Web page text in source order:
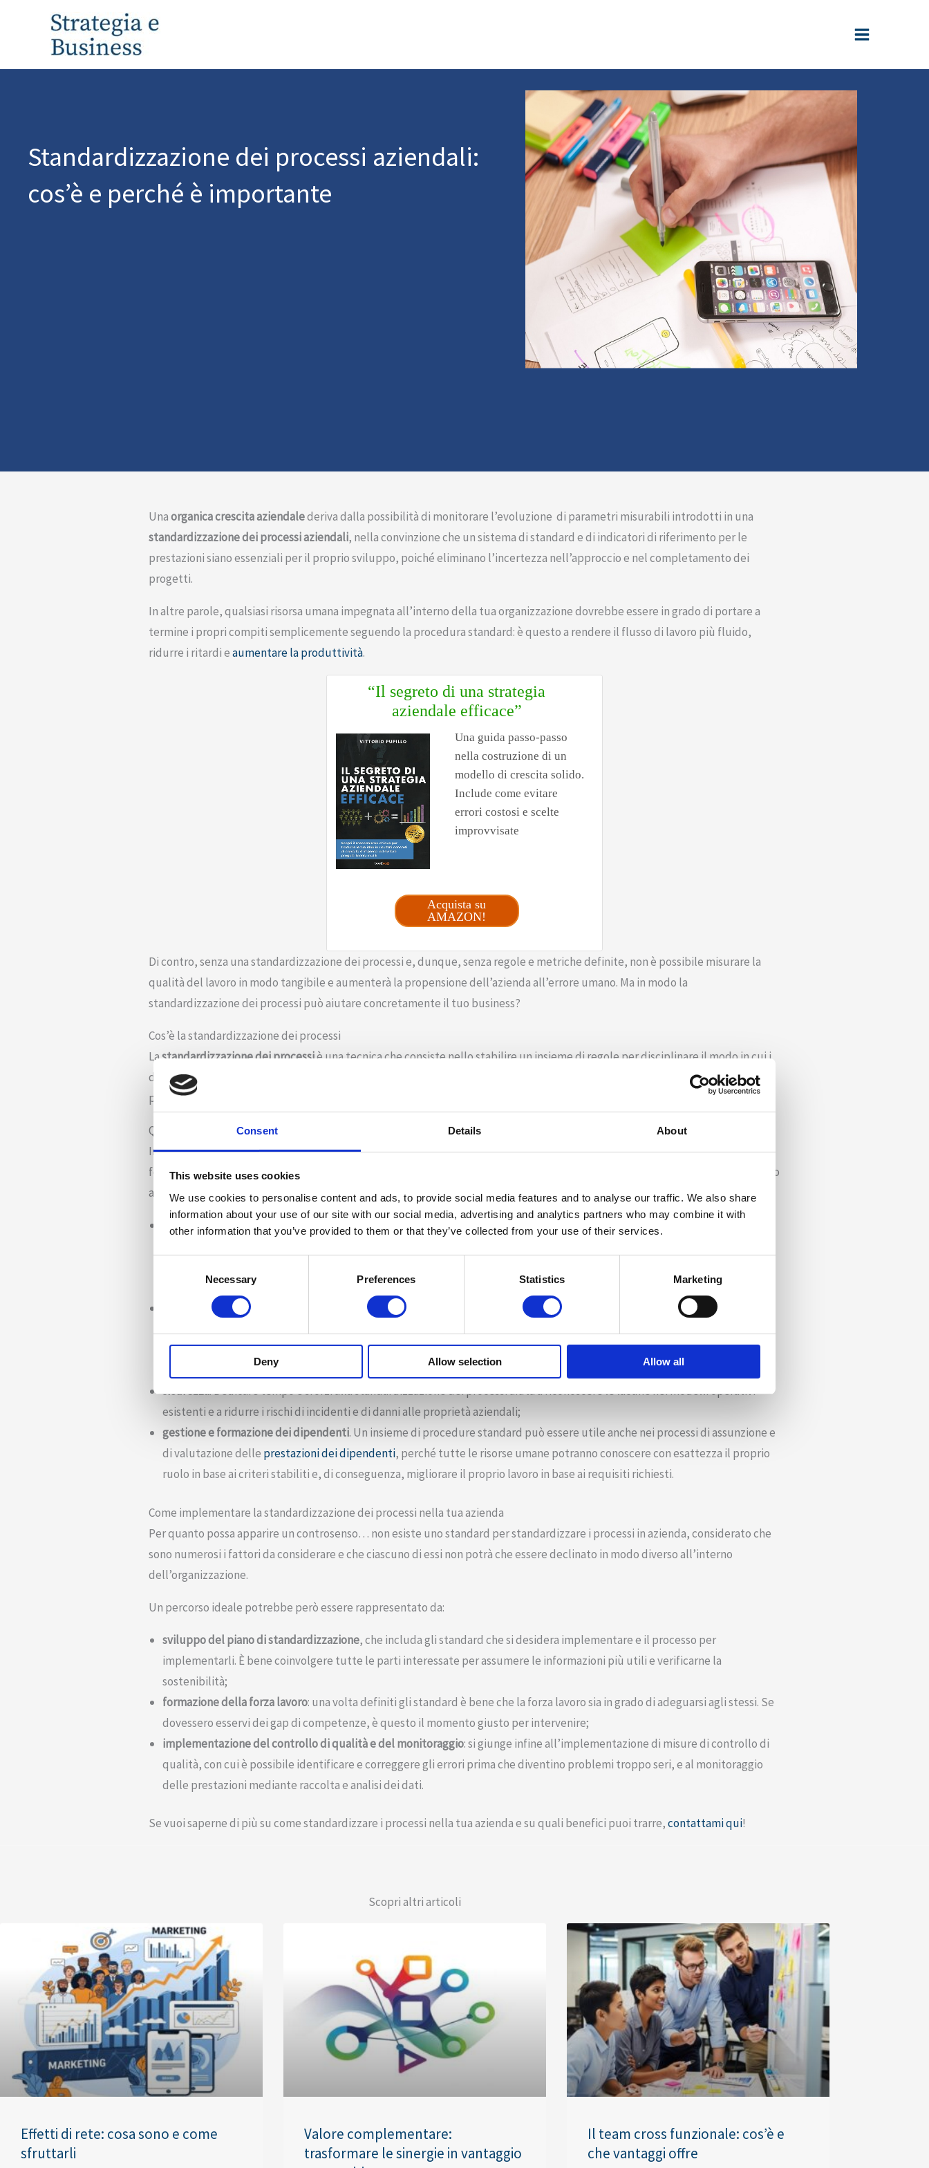
Consent Details About
This website uses cookies
We use cookies to personalise content and ads, to provide social media features and to analyse our traffic. We also share
information about your use of our site with our social media, advertising and analytics partners who may combine it with
other information that you’ve provided to them or that they’ve collected from your use of their services.
Necessary Preferences Statistics Marketing
Deny Allow selection Allow all
contenuto
Standardizzazione dei processi aziendali:
cos’è e perché è importante
Unaorganica crescita aziendalederiva dalla possibilità di monitorare l’evoluzione di parametri misurabili introdotti in una
standardizzazione dei processi aziendali, nella convinzione che un sistema di standard e di indicatori di riferimento per le
prestazioni siano essenziali per il proprio sviluppo, poiché eliminano l’incertezza nell’approccio e nel completamento dei
progetti.
In altre parole, qualsiasi risorsa umana impegnata all’interno della tua organizzazione dovrebbe essere in grado di portare a
termine i propri compiti semplicemente seguendo la procedura standard: è questo a rendere il flusso di lavoro più fluido,
ridurre i ritardi eaumentare la produttività.
“Il segreto di una strategia
aziendale efficace”
Una guida passo-passo
nella costruzione di un
modello di crescita solido.
Include come evitare
errori costosi e scelte
improvvisate
Acquista su
AMAZON!
Di contro, senza una standardizzazione dei processi e, dunque, senza regole e metriche definite, non è possibile misurare la
qualità del lavoro in modo tangibile e aumenterà la propensione dell’azienda all’errore umano. Ma in modo la
standardizzazione dei processi può aiutare concretamente il tuo business?
Cos’è la standardizzazione dei processi
Lastandardizzazione dei processiè una tecnica che consiste nello stabilire un insieme di regole per disciplinare il modo in cui i
dipendenti eseguono una sequenza di incarichi o un progetto. La standardizzazione può essere applicata a qualsiasi attività,
processo o procedura aziendale, aiutando tutte le parti interessate a coordinarsi meglio.
Quali sono i vantaggi della standardizzazione dei processi?
Indipendentemente dal settore in cui opera la propria azienda, le procedure operative standard svolgono un ruolo
fondamentale per il suo progresso. Nonostante ciò, molti manager esitano a investire nello sviluppo di tali procedure. Proviamo
a comprendere insieme quali sono i principali vantaggi:
quadro strategico migliorato
. Un insieme ben pianificato e strutturato di standard e procedure può fornire
prevedibilità di quel che accadrà;
. Non è certo un segreto che i miglioramenti costanti siano la chiave per far funzionare la propria azienda. Un
Senza un piano, invece, i dipendenti avranno più spazio per commettere errori e tralasciare passaggi cruciali, impattando
negativamente sui risultati complessivi;
sicurezza. Dedicare tempo e sforzi alla standardizzazione dei processi aiuta a riconoscere le lacune nei modelli operativi
esistenti e a ridurre i rischi di incidenti e di danni alle proprietà aziendali;
gestione e formazione dei dipendenti. Un insieme di procedure standard può essere utile anche nei processi di assunzione e
di valutazione delle prestazioni dei dipendenti, perché tutte le risorse umane potranno conoscere con esattezza il proprio
ruolo in base ai criteri stabiliti e, di conseguenza, migliorare il proprio lavoro in base ai requisiti richiesti.
Come implementare la standardizzazione dei processi nella tua azienda
Per quanto possa apparire un controsenso… non esiste uno standard per standardizzare i processi in azienda, considerato che
sono numerosi i fattori da considerare e che ciascuno di essi non potrà che essere declinato in modo diverso all’interno
dell’organizzazione.
Un percorso ideale potrebbe però essere rappresentato da:
sviluppo del piano di standardizzazione, che includa gli standard che si desidera implementare e il processo per
implementarli. È bene coinvolgere tutte le parti interessate per assumere le informazioni più utili e verificarne la
sostenibilità;
formazione della forza lavoro: una volta definiti gli standard è bene che la forza lavoro sia in grado di adeguarsi agli stessi. Se
dovessero esservi dei gap di competenze, è questo il momento giusto per intervenire;
implementazione del controllo di qualità e del monitoraggio: si giunge infine all’implementazione di misure di controllo di
qualità, con cui è possibile identificare e correggere gli errori prima che diventino problemi troppo seri, e al monitoraggio
delle prestazioni mediante raccolta e analisi dei dati.
Se vuoi saperne di più su come standardizzare i processi nella tua azienda e su quali benefici puoi trarre,contattami qui!
Scopri altri articoli
Effetti di rete: cosa sono e come
sfruttarli
Valore complementare:
trasformare le sinergie in vantaggio
Il team cross funzionale: cos’è e
che vantaggi offre